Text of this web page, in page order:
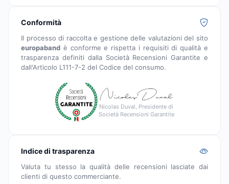
Conformità
Il processo di raccolta e gestione delle valutazioni del sito
europaband è conforme e rispetta i requisiti di qualità e
trasparenza definiti dalla Società Recensioni Garantite e
dall'Articolo L111-7-2 del Codice del consumo.
Nicolas Duval, Presidente di
Società Recensioni Garantite
Indice di trasparenza
Valuta tu stesso la qualità delle recensioni lasciate dai
clienti di questo commerciante.